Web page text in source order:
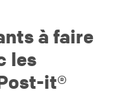
à faire
les
it®